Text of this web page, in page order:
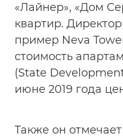
«Лайнер», «Дом
квартир.
пример Neva
стоимость
(State
июне 2019 года
Также он